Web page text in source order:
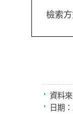
檢索
資料來
日期：